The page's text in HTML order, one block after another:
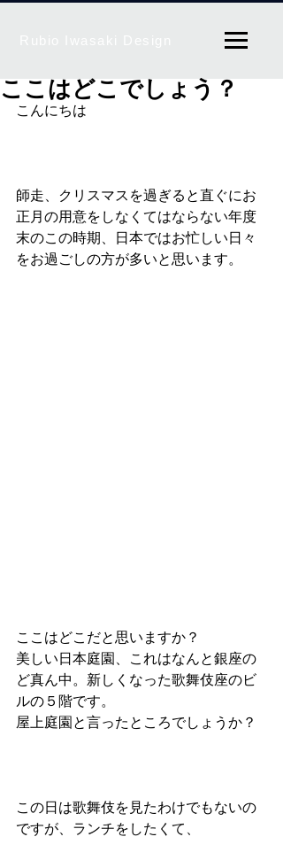
ここはどこでしょう？
こんにちは
師走、クリスマスを過ぎると直ぐにお
正月の用意をしなくてはならない年度
末のこの時期、日本ではお忙しい日々
をお過ごしの方が多いと思います。
ここはどこだと思いますか？
美しい日本庭園、これはなんと銀座の
ど真ん中。新しくなった歌舞伎座のビ
ルの５階です。
屋上庭園と言ったところでしょうか？
この日は歌舞伎を見たわけでもないの
ですが、ランチをしたくて、